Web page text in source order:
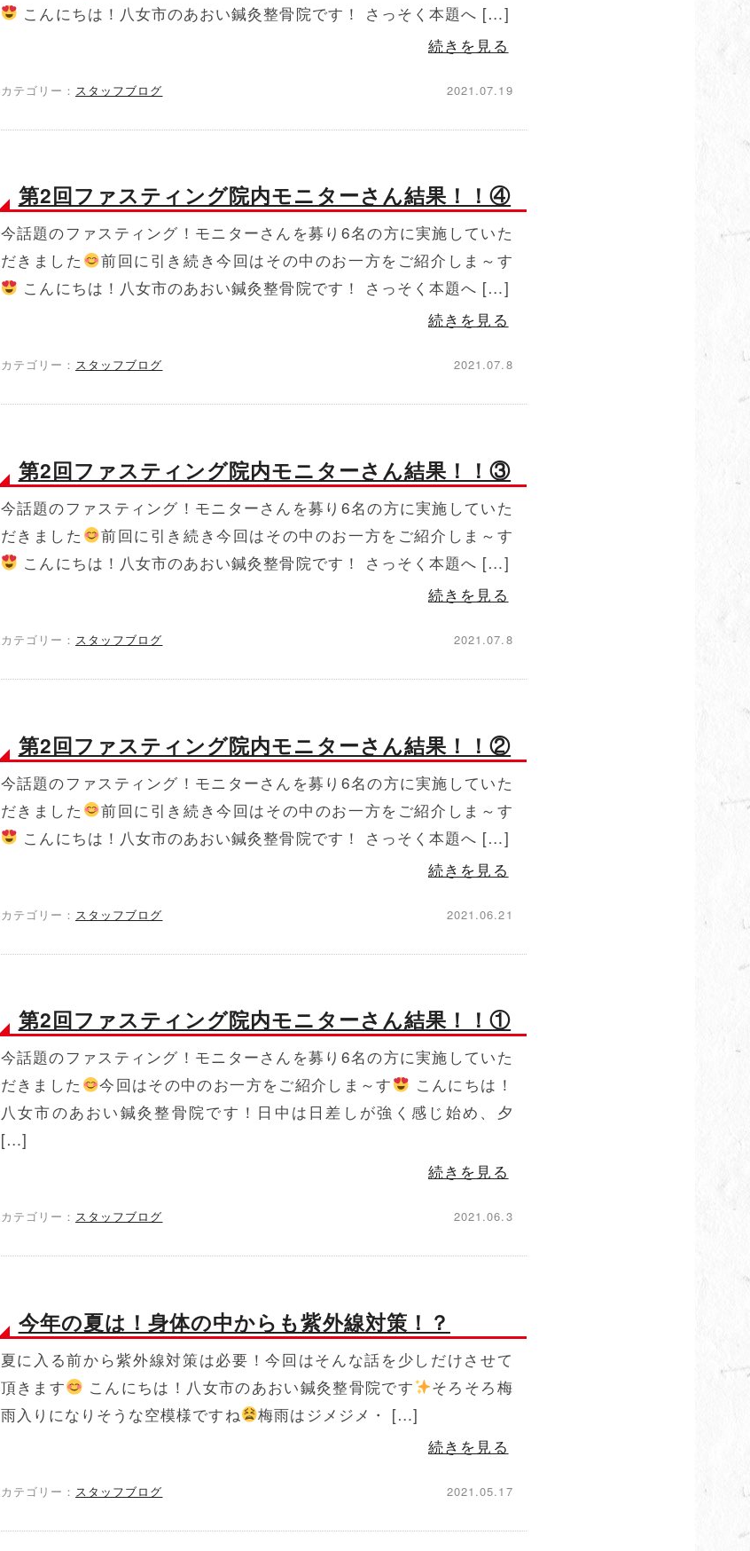
こんにちは！八女市のあおい鍼灸整骨院です！ さっそく本題へ […]
続きを見る
2021.07.19
カテゴリー： スタッフブログ
第2回ファスティング院内モニターさん結果！！④
今話題のファスティング！モニターさんを募り6名の方に実施していた
だきました
前回に引き続き今回はその中のお一方をご紹介しま～す
こんにちは！八女市のあおい鍼灸整骨院です！ さっそく本題へ […]
続きを見る
2021.07.8
カテゴリー： スタッフブログ
第2回ファスティング院内モニターさん結果！！③
今話題のファスティング！モニターさんを募り6名の方に実施していた
だきました
前回に引き続き今回はその中のお一方をご紹介しま～す
こんにちは！八女市のあおい鍼灸整骨院です！ さっそく本題へ […]
続きを見る
2021.07.8
カテゴリー： スタッフブログ
第2回ファスティング院内モニターさん結果！！②
今話題のファスティング！モニターさんを募り6名の方に実施していた
だきました
前回に引き続き今回はその中のお一方をご紹介しま～す
こんにちは！八女市のあおい鍼灸整骨院です！ さっそく本題へ […]
続きを見る
2021.06.21
カテゴリー： スタッフブログ
第2回ファスティング院内モニターさん結果！！①
今話題のファスティング！モニターさんを募り6名の方に実施していた
だきました
今回はその中のお一方をご紹介しま～す
こんにちは！
八女市のあおい鍼灸整骨院です！日中は日差しが強く感じ始め、夕
[…]
続きを見る
2021.06.3
カテゴリー： スタッフブログ
今年の夏は！身体の中からも紫外線対策！？
夏に入る前から紫外線対策は必要！今回はそんな話を少しだけさせて
頂きます
こんにちは！八女市のあおい鍼灸整骨院です
そろそろ梅
雨入りになりそうな空模様ですね
梅雨はジメジメ・ […]
続きを見る
2021.05.17
カテゴリー： スタッフブログ